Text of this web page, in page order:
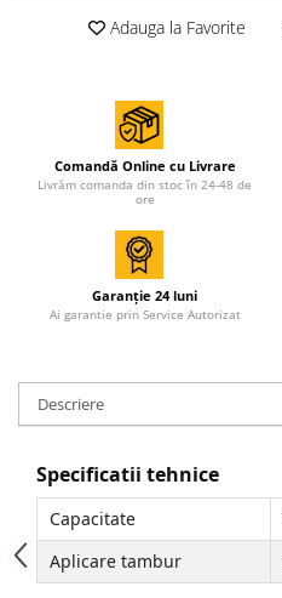
Adauga la Favorite
Comandă Online cu Livrare
Livrăm comanda din stoc în 24-48 de
ore
Garanție 24 luni
Ai garantie prin Service Autorizat
Descriere
Specificatii tehnice
Capacitate
Aplicare tambur